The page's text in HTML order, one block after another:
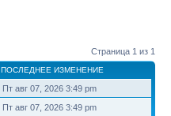
Страница 1 из 1
ПОСЛЕДНЕЕ ИЗМЕНЕНИЕ
Пт авг 07, 2026 3:49 pm
Пт авг 07, 2026 3:49 pm